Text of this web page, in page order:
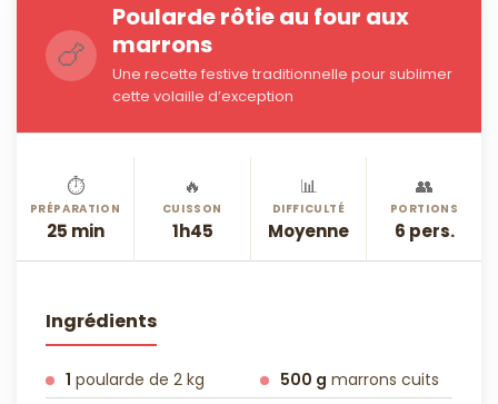
🍗
Poularde rôtie au four aux
marrons
Une recette festive traditionnelle pour sublimer
cette volaille d’exception
⏱️
PRÉPARATION
25 min
🔥
CUISSON
1h45
📊
DIFFICULTÉ
Moyenne
👥
PORTIONS
6 pers.
Ingrédients
1 poularde de 2 kg 500 g marrons cuits